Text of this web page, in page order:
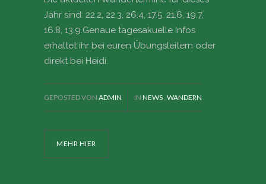
Jahr sind: 22.2, 22.3, 26.4, 17.5, 21.6, 19.7,
16.8, 13.9.Genaue tagesakuelle Infos
erhaltet ihr bei euren Übungsleitern oder
direkt bei Heidi.
MEHR HIER
GEPOSTED VON ADMIN IN NEWS WANDERN